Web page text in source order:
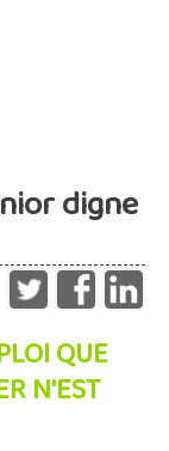
digne
QUE
N'EST